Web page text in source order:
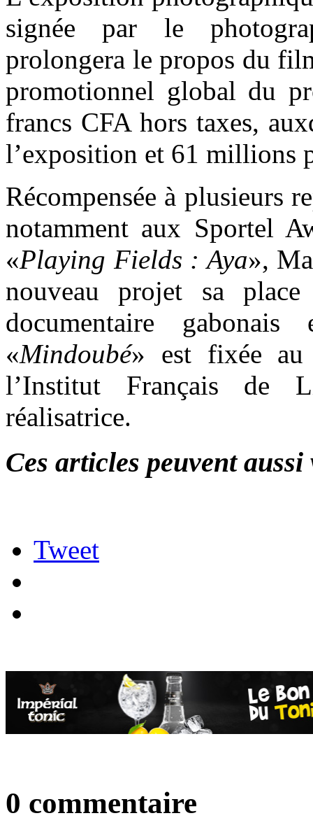
signée par le
prolongera le propos du
promotionnel global du
francs CFA hors taxes,
l’exposition et 61 millions
Récompensée à plusieurs
notamment aux Sportel
«Playing Fields : Aya»,
nouveau projet sa
documentaire
«Mindoubé» est fixée
l’Institut Français de
réalisatrice.
Ces articles peuvent
Tweet
0 commentaire